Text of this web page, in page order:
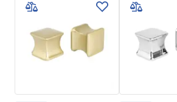
Método de instalação
Exposto
Ajuste de altura
Sim
Altura mín.
820mm
Informações de segurança
Safety_Information_Shower_set.pdf
Condições de garantia